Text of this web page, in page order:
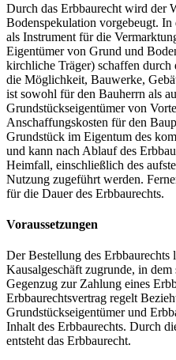
Durch das Erbbaurecht wird der
Bodenspekulation vorgebeugt.
als Instrument für die
Eigentümer von Grund und
kirchliche Träger) schaffen
die Möglichkeit, Bauwerke,
ist sowohl für den Bauherrn als
Grundstückseigentümer von
Anschaffungskosten für den
Grundstück im Eigentum des
und kann nach Ablauf des
Heimfall, einschließlich des
Nutzung zugeführt werden.
für die Dauer des Erbbaurechts.
Voraussetzungen
Der Bestellung des Erbbaurechts
Kausalgeschäft zugrunde, in
Gegenzug zur Zahlung eines
Erbbaurechtsvertrag regelt
Grundstückseigentümer und
Inhalt des Erbbaurechts. Durch
entsteht das Erbbaurecht.